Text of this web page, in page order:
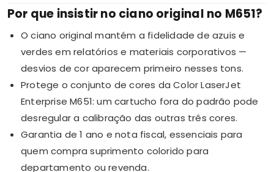
Por que insistir no ciano original no M651?
O ciano original mantém a fidelidade de azuis e
verdes em relatórios e materiais corporativos —
desvios de cor aparecem primeiro nesses tons.
Protege o conjunto de cores da Color LaserJet
Enterprise M651: um cartucho fora do padrão pode
desregular a calibração das outras três cores.
Garantia de 1 ano e nota fiscal, essenciais para
quem compra suprimento colorido para
departamento ou revenda.